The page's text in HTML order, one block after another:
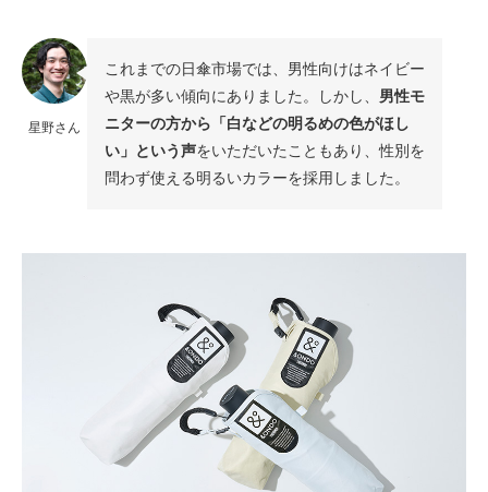
星野さん
これまでの日傘市場では、男性向けはネイビー
や黒が多い傾向にありました。しかし、 男性モ
ニターの方から「白などの明るめの色がほし
い」という声をいただいたこともあり、性別を
問わず使える明るいカラーを採用しました。